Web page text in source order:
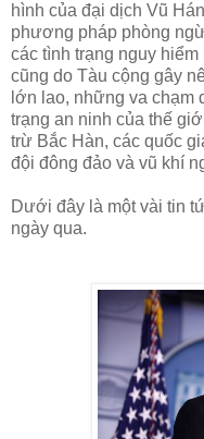
hình của đại dịch Vũ
phương pháp phòng
các tình trạng nguy
cũng do Tàu cộng gây
lớn lao, những va chạm
trạng an ninh của thế
trừ Bắc Hàn, các quốc
đội đông đảo và vũ khí
Dưới đây là một vài tin
ngày qua.